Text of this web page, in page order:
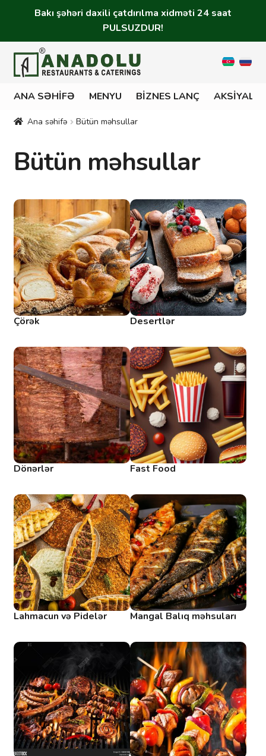
Bakı şəhəri daxili çatdırılma xidməti 24 saat
PULSUZDUR!
ANA SƏHIFƏ MENYU BIZNES LANÇ
Ana səhifə Bütün məhsullar
Bütün məhsullar
Çörək Desertlər
Dönərlər Fast Food
Lahmacun və Pidelər Mangal Balıq məhsuları